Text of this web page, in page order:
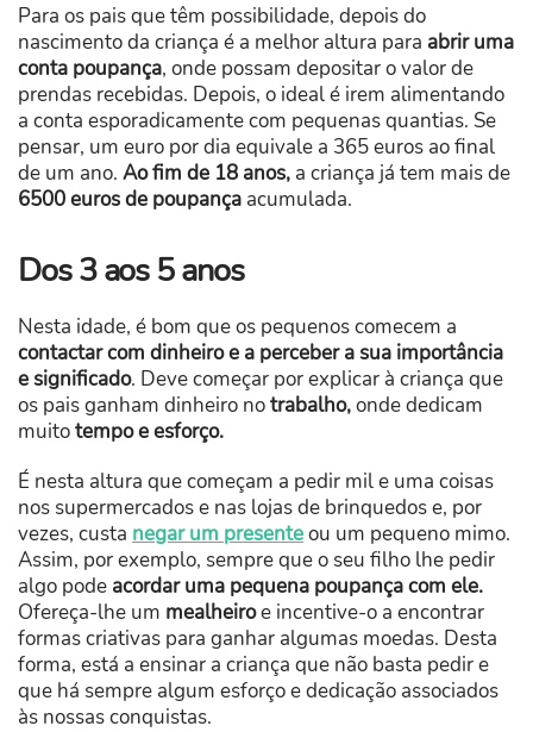
Para os pais que têm possibilidade, depois do
nascimento da criança é a melhor altura para abrir uma
conta poupança, onde possam depositar o valor de
prendas recebidas. Depois, o ideal é irem alimentando
a conta esporadicamente com pequenas quantias. Se
pensar, um euro por dia equivale a 365 euros ao final
de um ano. Ao fim de 18 anos, a criança já tem mais de
6500 euros de poupança acumulada.
Dos 3 aos 5 anos
Nesta idade, é bom que os pequenos comecem a
contactar com dinheiro e a perceber a sua importância
e significado. Deve começar por explicar à criança que
os pais ganham dinheiro notrabalho,onde dedicam
muitotempo e esforço.
É nesta altura que começam a pedir mil e uma coisas
nos supermercados e nas lojas de brinquedos e, por
vezes, custa negar um presenteou um pequeno mimo.
Assim, por exemplo, sempre que o seu filho lhe pedir
algo pode acordar uma pequena poupança com ele.
Ofereça-lhe um mealheiroe incentive-o a encontrar
formas criativas para ganhar algumas moedas. Desta
forma, está a ensinar a criança que não basta pedir e
que há sempre algum esforço e dedicação associados
às nossas conquistas.